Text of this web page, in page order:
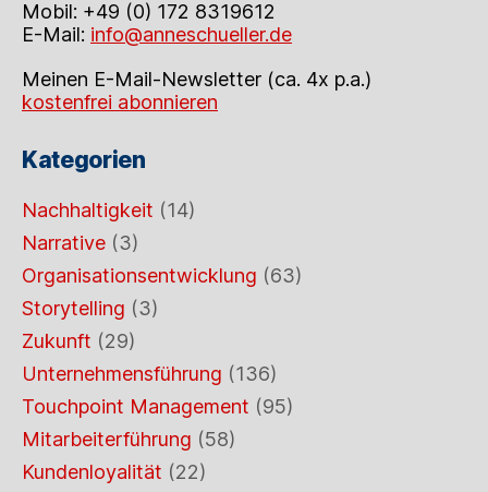
Mobil: +49 (0) 172 8319612
E-Mail: info@anneschueller.de
Meinen E-Mail-Newsletter (ca. 4x p.a.)
kostenfrei abonnieren
Kategorien
Nachhaltigkeit (14)
Narrative (3)
Organisationsentwicklung (63)
Storytelling (3)
Zukunft (29)
Unternehmensführung (136)
Touchpoint Management (95)
Mitarbeiterführung (58)
Kundenloyalität (22)